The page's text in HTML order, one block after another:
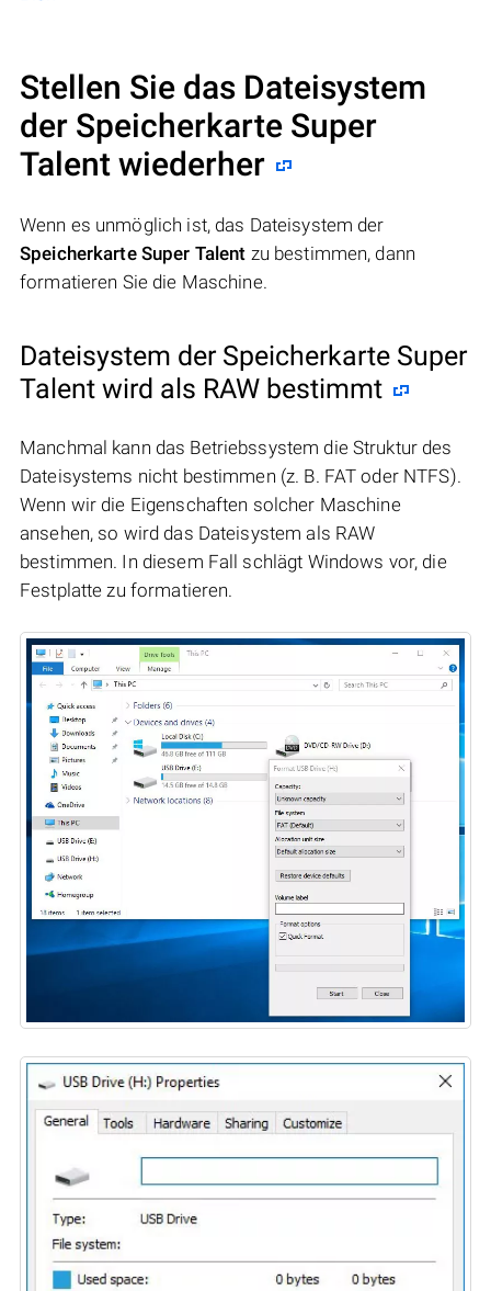
Stellen Sie das Dateisystem
der Speicherkarte Super
Talent wiederher
Wenn es unmöglich ist, das Dateisystem der
Speicherkarte Super Talent zu bestimmen, dann
formatieren Sie die Maschine.
Dateisystem der Speicherkarte Super
Talent wird als RAW bestimmt
Manchmal kann das Betriebssystem die Struktur des
Dateisystems nicht bestimmen (z. B. FAT oder NTFS).
Wenn wir die Eigenschaften solcher Maschine
ansehen, so wird das Dateisystem als RAW
bestimmen. In diesem Fall schlägt Windows vor, die
Festplatte zu formatieren.